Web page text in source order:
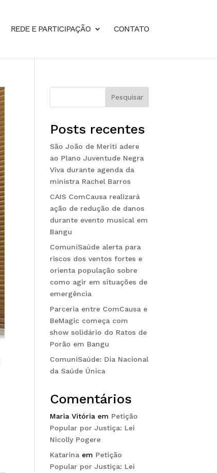
REDE E PARTICIPAÇÃO CONTATO
Pesquisar
Posts recentes
São João de Meriti adere
ao Plano Juventude Negra
Viva durante agenda da
ministra Rachel Barros
CAIS ComCausa realizará
ação de redução de danos
durante evento musical em
Bangu
ComuniSaúde alerta para
riscos dos ventos fortes e
orienta população sobre
como agir em situações de
emergência
Parceria entre ComCausa e
BeMagic começa com
show solidário do Ratos de
Porão em Bangu
ComuniSaúde: Dia Nacional
da Saúde Única
Comentários
Maria Vitória em Petição
Popular por Justiça: Lei
Nicolly Pogere
Katarina em Petição
Popular por Justiça: Lei